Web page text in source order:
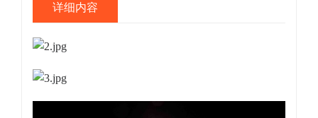
详细内容